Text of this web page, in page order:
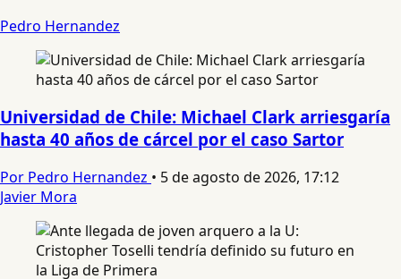
Pedro Hernandez
Universidad de Chile: Michael Clark arriesgaría
hasta 40 años de cárcel por el caso Sartor
Por Pedro Hernandez • 5 de agosto de 2026, 17:12
Javier Mora